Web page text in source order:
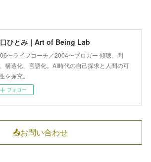
ひとみ｜Art of Being Lab
〜ライフコーチ／2004〜ブロガー 傾聴、問
構造化、言語化。AI時代の自己探求と人間の可
を探究。
フォロー
📤お問い合わせ